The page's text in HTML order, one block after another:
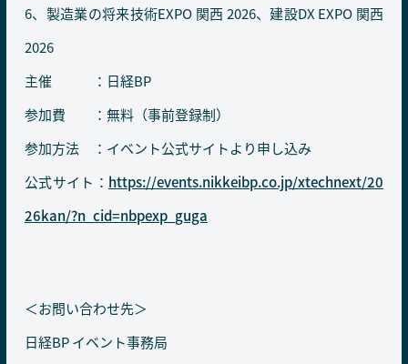
6、製造業の将来技術EXPO 関西 2026、建設DX EXPO 関西
2026
主催 ：日経BP
参加費 ：無料（事前登録制）
参加方法 ：イベント公式サイトより申し込み
公式サイト： https://events.nikkeibp.co.jp/xtechnext/20
26kan/?n_cid=nbpexp_guga
＜お問い合わせ先＞
日経BP イベント事務局